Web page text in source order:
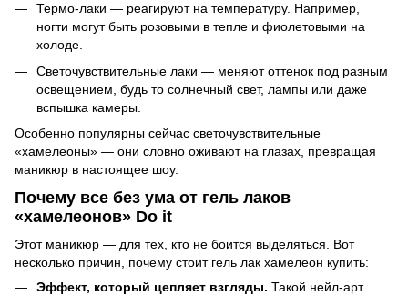
Термо-лаки — реагируют на температуру. Например,
ногти могут быть розовыми в тепле и фиолетовыми на
холоде.
Светочувствительные лаки — меняют оттенок под разным
освещением, будь то солнечный свет, лампы или даже
вспышка камеры.
Особенно популярны сейчас светочувствительные
«хамелеоны» — они словно оживают на глазах, превращая
маникюр в настоящее шоу.
Почему все без ума от гель лаков
«хамелеонов» Do it
Этот маникюр — для тех, кто не боится выделяться. Вот
несколько причин, почему стоит гель лак хамелеон купить:
Эффект, который цепляет взгляды. Такой нейл-арт